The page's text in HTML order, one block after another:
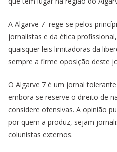
o y s e I p a
A Algarve 7 rege-se pelos
jornalistas e da ética
quaisquer leis limitadoras da
sempre a firme oposição deste
O Algarve 7 é um jornal
embora se reserve o direito de
considere ofensivas. A opinião
por quem a produz, sejam
colunistas externos.